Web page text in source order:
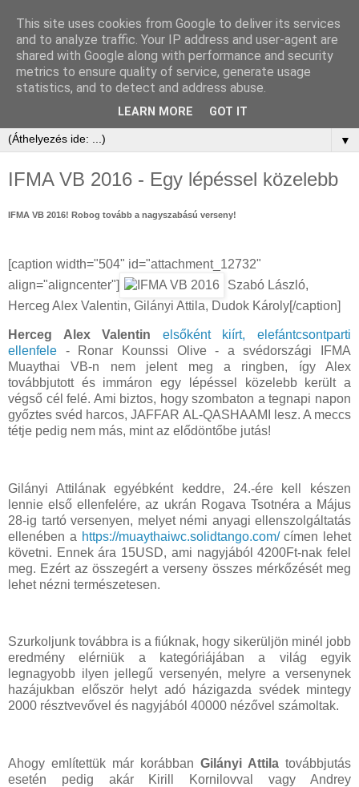
▼
IFMA VB 2016 - Egy lépéssel közelebb
IFMA VB 2016! Robog tovább a nagyszabású verseny!
[caption width="504" id="attachment_12732"
align="aligncenter"]
Szabó László,
Herceg Alex Valentin, Gilányi Attila, Dudok Károly[/caption]
Herceg Alex Valentin
elsőként kiírt, elefántcsontparti
ellenfele - Ronar Kounssi Olive - a svédországi IFMA
Muaythai VB-n nem jelent meg a ringben, így Alex
továbbjutott és immáron egy lépéssel közelebb került a
végső cél felé. Ami biztos, hogy szombaton a tegnapi napon
győztes svéd harcos, JAFFAR AL-QASHAAMI lesz. A meccs
tétje pedig nem más, mint az elődöntőbe jutás!
Gilányi Attilának egyébként keddre, 24.-ére kell készen
lennie első ellenfelére, az ukrán Rogava Tsotnéra a Május
28-ig tartó versenyen, melyet némi anyagi ellenszolgáltatás
ellenében a https://muaythaiwc.solidtango.com/címen lehet
követni. Ennek ára 15USD, ami nagyjából 4200Ft-nak felel
meg. Ezért az összegért a verseny összes mérkőzését meg
lehet nézni természetesen.
Szurkoljunk továbbra is a fiúknak, hogy sikerüljön minél jobb
eredmény elérniük a kategóriájában a világ egyik
legnagyobb ilyen jellegű versenyén, melyre a versenynek
hazájukban először helyt adó házigazda svédek mintegy
2000 résztvevővel és nagyjából 40000 nézővel számoltak.
Ahogy említettük már korábban Gilányi Attila továbbjutás
esetén pedig akár Kirill Kornilovval vagy Andrey
This site uses cookies from Google to deliver its services
and to analyze traffic. Your IP address and user-agent are
shared with Google along with performance and security
metrics to ensure quality of service, generate usage
statistics, and to detect and address abuse.
LEARN MORE GOT IT